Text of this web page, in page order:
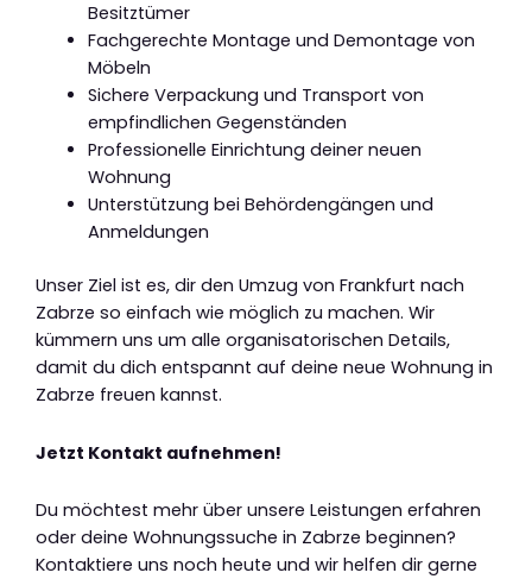
Besitztümer
Fachgerechte Montage und Demontage von
Möbeln
Sichere Verpackung und Transport von
empfindlichen Gegenständen
Professionelle Einrichtung deiner neuen
Wohnung
Unterstützung bei Behördengängen und
Anmeldungen
Unser Ziel ist es, dir den Umzug von Frankfurt nach
Zabrze so einfach wie möglich zu machen. Wir
kümmern uns um alle organisatorischen Details,
damit du dich entspannt auf deine neue Wohnung in
Zabrze freuen kannst.
Jetzt Kontakt aufnehmen!
Du möchtest mehr über unsere Leistungen erfahren
oder deine Wohnungssuche in Zabrze beginnen?
Kontaktiere uns noch heute und wir helfen dir gerne